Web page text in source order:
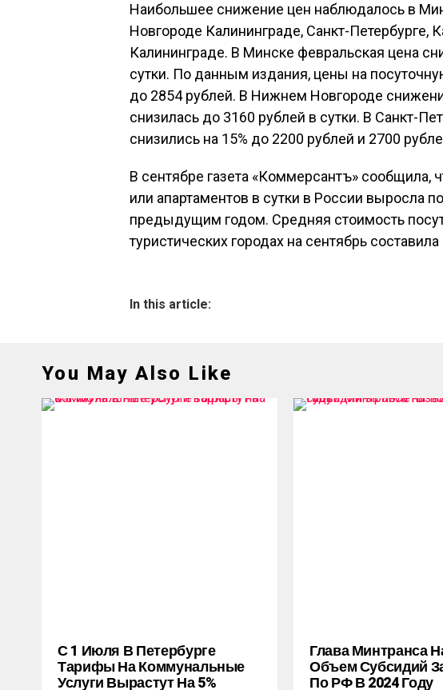
Наибольшее снижение цен наблюдалось в
Новгороде Калининграде, Санкт-Петербурге,
Калининграде. В Минске февральская цена
сутки. По данным издания, цены на
до 2854 рублей. В Нижнем Новгороде
снизилась до 3160 рублей в сутки. В Санкт-
снизились на 15% до 2200 рублей и 2700
В сентябре газета «Коммерсантъ» сообщила,
или апартаментов в сутки в России выросла
предыдущим годом. Средняя стоимость
туристических городах на сентябрь
In this article:
You May Also Like
С 1 Июля В Петербурге
Тарифы На Коммунальные
Услуги Вырастут На 5%
Глава Минтранса
Объем Субсидий
По РФ В 2024 Году